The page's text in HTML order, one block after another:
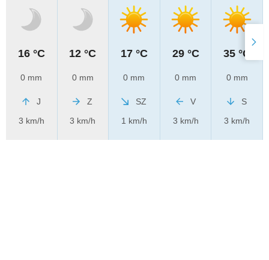
16 °C
0 mm
J
3 km/h
12 °C
0 mm
Z
3 km/h
17 °C
0 mm
SZ
1 km/h
29 °C
0 mm
V
3 km/h
35 °C
0 mm
S
3 km/h